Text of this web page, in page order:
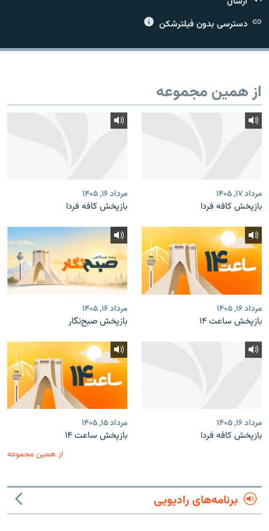
دسترسی بدون فیلترشکن
از همین مجموعه
مرداد ۱۷, ۱۴۰۵
بازپخش کافه فردا
مرداد ۱۶, ۱۴۰۵
بازپخش کافه فردا
مرداد ۱۶, ۱۴۰۵
بازپخش ساعت ۱۴
مرداد ۱۶, ۱۴۰۵
بازپخش صبح‌نگار
مرداد ۱۶, ۱۴۰۵
بازپخش کافه فردا
مرداد ۱۵, ۱۴۰۵
بازپخش ساعت ۱۴
از همین مجموعه
برنامه‌های رادیویی